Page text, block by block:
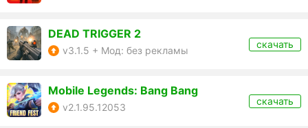
DEAD TRIGGER 2
v3.1.5 + Мод: без рекламы
скачать
Mobile Legends: Bang Bang
v2.1.95.12053
скачать